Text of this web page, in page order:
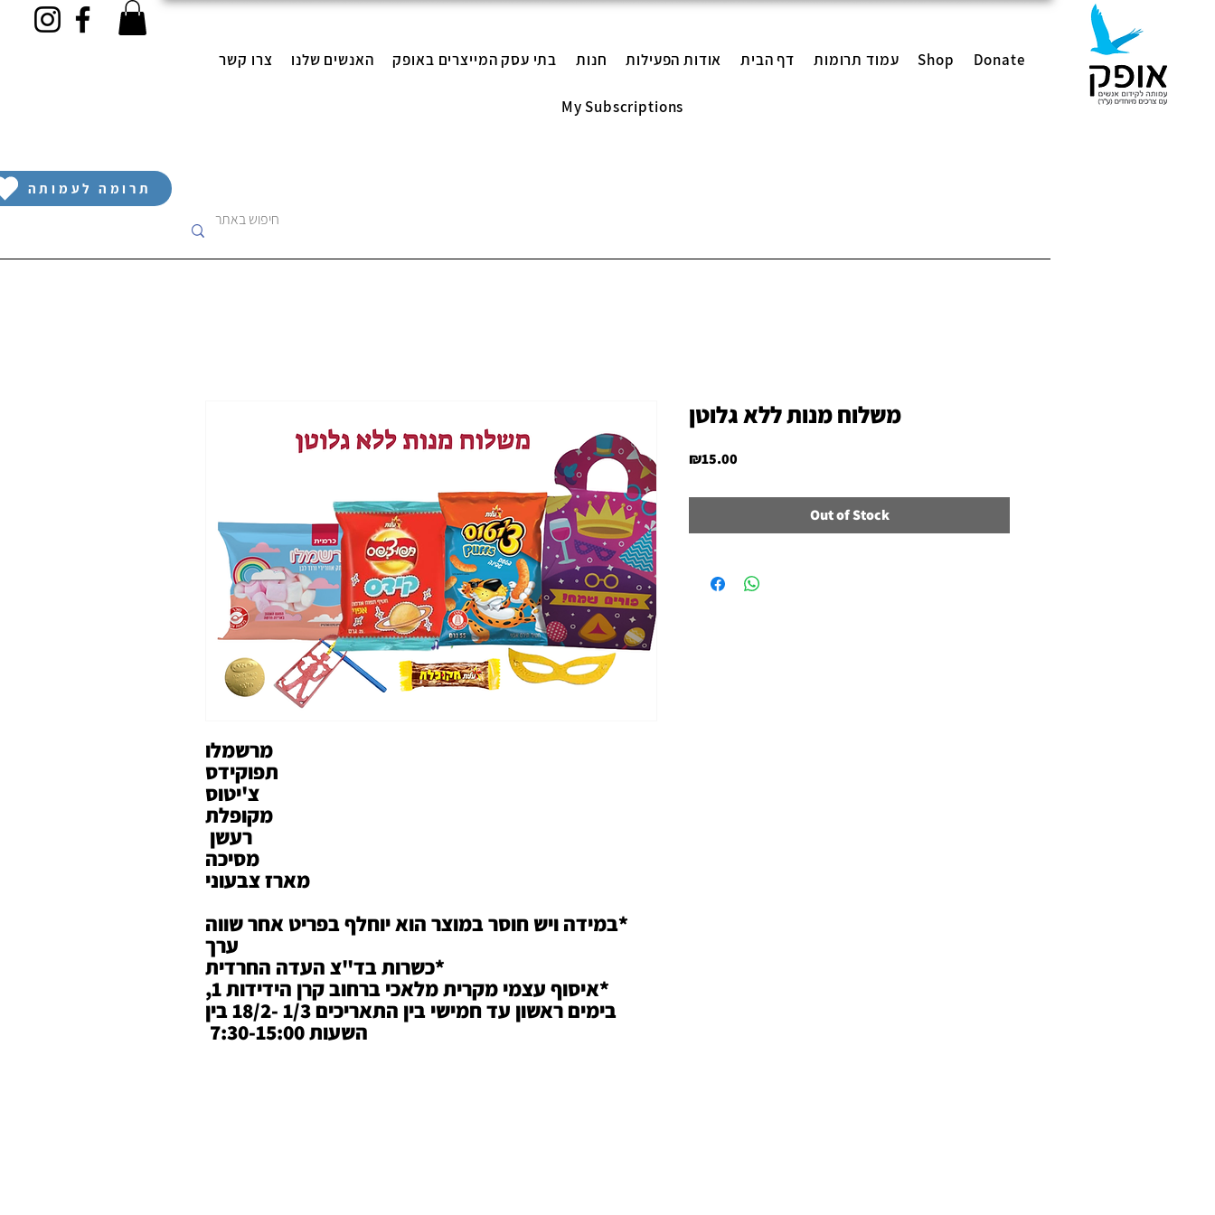
צרו קשר האנשים שלנו בתי עסק המייצרים באופק חנות אודות הפעילות דף הבית עמוד תרומות Shop Donate
My Subscriptions
תרומה לעמותה
מרשמלו
תפוקידס
צ'יטוס
מקופלת
רעשן
מסיכה
מארז צבעוני
*במידה ויש חוסר במוצר הוא יוחלף בפריט אחר שווה
ערך
*כשרות בד"צ העדה החרדית
*איסוף עצמי מקרית מלאכי ברחוב קרן הידידות 1,
בימים ראשון עד חמישי בין התאריכים 1/3 -18/2 בין
השעות 7:30-15:00
משלוח מנות ללא גלוטן
₪15.00
Out of Stock